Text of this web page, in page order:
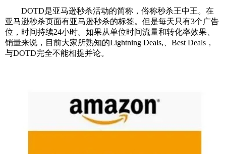
DOTD是亚马逊秒杀活动的简称，俗称秒杀王中王。在
亚马逊秒杀页面有亚马逊秒杀的标签。但是每天只有3个广告
位，时间持续24小时。如果从单位时间流量和转化率效果、
销量来说，目前大家所熟知的Lightning Deals,、Best Deals，
与DOTD完全不能相提并论。